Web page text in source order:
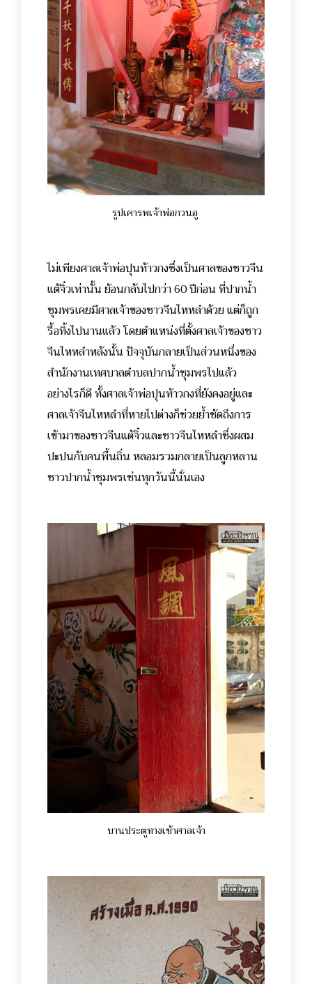
รูปเคารพเจ้าพ่อกวนอู
ไม่เพียงศาลเจ้าพ่อปุนท้าวกงซึ่งเป็นศาลของชาวจีน
แต้จิ๋วเท่านั้น ย้อนกลับไปกว่า 60 ปีก่อน ที่ปากน้ำ
ชุมพรเคยมีศาลเจ้าของชาวจีนไหหลำด้วย แต่ก็ถูก
รื้อทิ้งไปนานแล้ว โดยตำแหน่งที่ตั้งศาลเจ้าของชาว
จีนไหหลำหลังนั้น ปัจจุบันกลายเป็นส่วนหนึ่งของ
สำนักงานเทศบาลตำบลปากน้ำชุมพรไปแล้ว
อย่างไรก็ดี ทั้งศาลเจ้าพ่อปุนท้าวกงที่ยังคงอยู่และ
ศาลเจ้าจีนไหหลำที่หายไปต่างก็ช่วยย้ำชัดถึงการ
เข้ามาของชาวจีนแต้จิ๋วและชาวจีนไหหลำซึ่งผสม
ปะปนกับคนพื้นถิ่น หลอมรวมกลายเป็นลูกหลาน
ชาวปากน้ำชุมพรเช่นทุกวันนี้นั่นเอง
บานประตูทางเข้าศาลเจ้า